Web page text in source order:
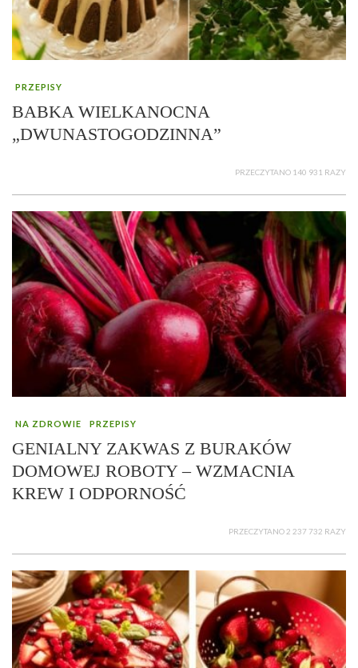
PRZEPISY
BABKA WIELKANOCNA
„DWUNASTOGODZINNA”
PRZECZYTANO 140 931 RAZY
NA ZDROWIE PRZEPISY
GENIALNY ZAKWAS Z BURAKÓW
DOMOWEJ ROBOTY – WZMACNIA
KREW I ODPORNOŚĆ
PRZECZYTANO 2 237 732 RAZY